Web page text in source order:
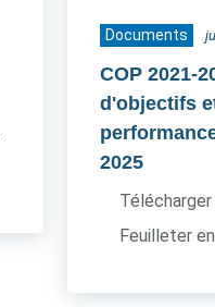
Documents
COP 2021-
d'objectifs
2025
Feuilleter